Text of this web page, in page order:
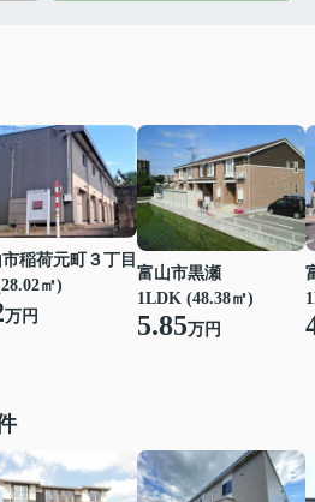
稲荷元町３丁目
㎡)
万円
富山市黒瀬
1LDK (48.38㎡)
5.85万円